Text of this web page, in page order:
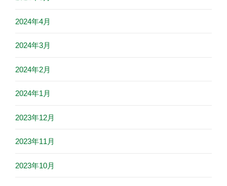
2024年4月
2024年3月
2024年2月
2024年1月
2023年12月
2023年11月
2023年10月